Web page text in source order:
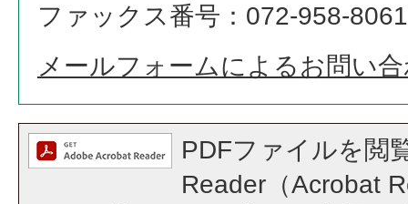
ファックス番号：072-958-8061
メールフォームによるお問い
PDFファイルを閲
Reader（Acrobat